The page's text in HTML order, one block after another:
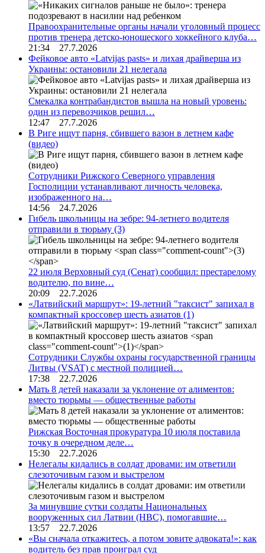
Правоохранительные органы начали уголовный процесс
против тренера детско-юношеского хоккейного клуба…
21:34 27.7.2026
Фейковое авто «Latvijas pasts» и лихая драйверша из
Украины: остановили 21 нелегала
Смекалка контрабандистов вышла на новый уровень:
один из перевозчиков решил…
12:47 27.7.2026
В Риге ищут парня, сбившего вазон в летнем кафе
(видео)
Сотрудники Рижского Северного управления
Госполиции устанавливают личность человека,
изображенного на…
14:56 24.7.2026
Гибель школьницы на зебре: 94-летнего водителя
отправили в тюрьму (3)
22 июля Верховный суд (Сенат) сообщил: престарелому
водителю, по вине…
20:09 22.7.2026
«Латвийский маршрут»: 19-летний "таксист" запихал в
компактный кроссовер шесть азиатов (1)
Сотрудники Службы охраны государственной границы
Литвы (VSAT) с местной полицией…
17:38 22.7.2026
Мать 8 детей наказали за уклонение от алиментов:
вместо тюрьмы — общественные работы
Рижская Восточная прокуратура 10 июля поставила
точку в очередном деле…
15:30 22.7.2026
Нелегалы кидались в солдат дровами: им ответили
слезоточивым газом и выстрелом
За минувшие сутки солдаты Национальных
вооруженных сил Латвии (НВС), помогавшие…
13:57 22.7.2026
«Вы сначала откажитесь, а потом зовите адвоката!»: как
водитель без прав проиграл суд